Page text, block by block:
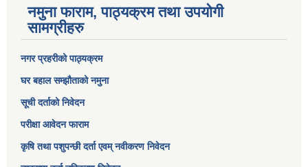
नमुना फाराम, पाठ्यक्रम तथा उपयोगी
सामग्रीहरु
नगर प्रहरीको पाठ्यक्रम
घर बहाल सम्झौताको नमुना
सूची दर्ताको निवेदन
परीक्षा आवेदन फाराम
कृषि तथा पशुपन्छी दर्ता एवम् नवीकरण निवेदन